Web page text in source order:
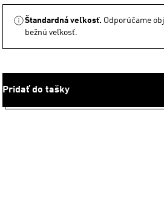
Štandardná veľkosť. Odporúčame
bežnú veľkosť.
Pridať do tašky